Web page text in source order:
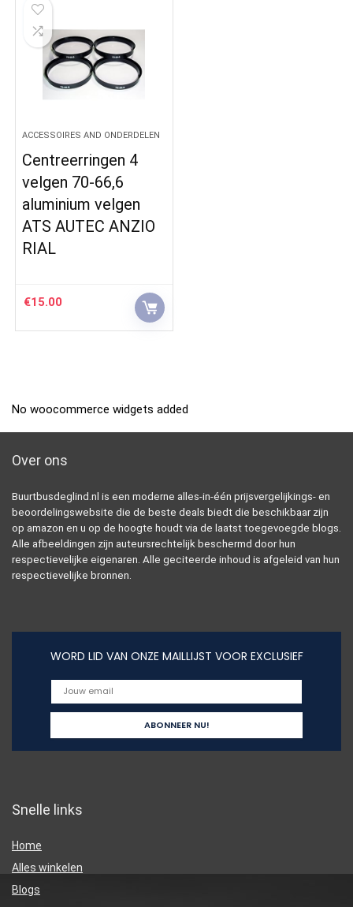
ACCESSOIRES AND ONDERDELEN
Centreerringen 4
velgen 70-66,6
aluminium velgen
ATS AUTEC ANZIO
RIAL
€15.00
No woocommerce widgets added
Over ons
Buurtbusdeglind.nl is een moderne alles-in-één prijsvergelijkings- en
beoordelingswebsite die de beste deals biedt die beschikbaar zijn
op amazon en u op de hoogte houdt via de laatst toegevoegde blogs.
Alle afbeeldingen zijn auteursrechtelijk beschermd door hun
respectievelijke eigenaren. Alle geciteerde inhoud is afgeleid van hun
respectievelijke bronnen.
WORD LID VAN ONZE MAILLIJST VOOR EXCLUSIEF
Snelle links
Home
Alles winkelen
Blogs